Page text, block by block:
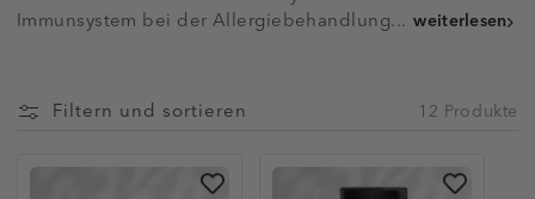
Immunsystem bei der Allergiebehandlung... weiterlesen
Filtern und sortieren 12 Produkte